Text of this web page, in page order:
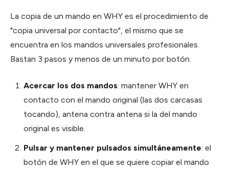
La copia de un mando en WHY es el procedimiento de
"copia universal por contacto", el mismo que se
encuentra en los mandos universales profesionales.
Bastan 3 pasos y menos de un minuto por botón.
Acercar los dos mandos: mantener WHY en
contacto con el mando original (las dos carcasas
tocando), antena contra antena si la del mando
original es visible.
Pulsar y mantener pulsados simultáneamente: el
botón de WHY en el que se quiere copiar el mando